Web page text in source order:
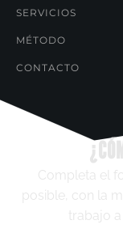
SERVICIOS
MÉTODO
CONTACTO
Completa el
posible, con la
trabajo a